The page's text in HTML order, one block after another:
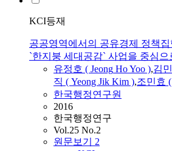
KCI등재
공공영역에서의 공유경제 정책집
`한지붕 세대공감` 사업을 중심으
유정호 ( Jeong HoYoo ),김
직 ( Yeong Jik Kim ),조민효
한국행정연구원
2016
한국행정연구
Vol.25 No.2
원문보기 2